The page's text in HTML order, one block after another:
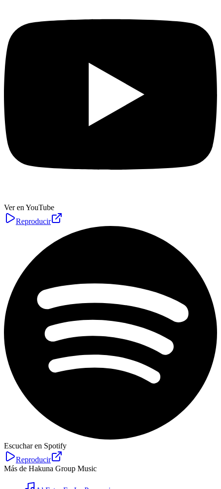
Ver en YouTube
Reproducir
Escuchar en Spotify
Reproducir
Más de Hakuna Group Music